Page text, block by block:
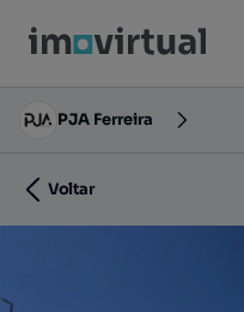
PJA Ferreira
Voltar